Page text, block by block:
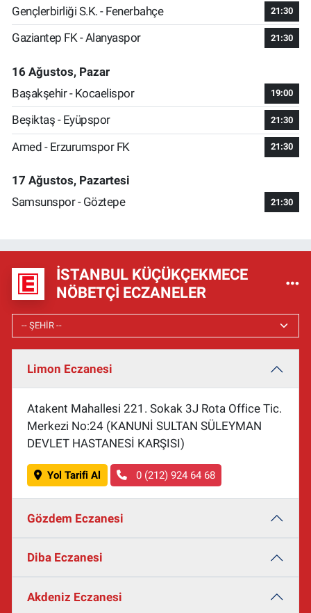
Gençlerbirliği S.K. - Fenerbahçe 21:30
Gaziantep FK - Alanyaspor 21:30
16 Ağustos, Pazar
Başakşehir - Kocaelispor
19:00
Beşiktaş - Eyüpspor 21:30
Amed - Erzurumspor FK 21:30
17 Ağustos, Pazartesi
Samsunspor - Göztepe
21:30
İSTANBUL KÜÇÜKÇEKMECE
NÖBETÇI ECZANELER
Limon Eczanesi
Atakent Mahallesi 221. Sokak 3J Rota Office Tic.
Merkezi No:24 (KANUNİ SULTAN SÜLEYMAN
DEVLET HASTANESİ KARŞISI)
Yol Tarifi Al 0 (212) 924 64 68
Gözdem Eczanesi
Diba Eczanesi
Akdeniz Eczanesi